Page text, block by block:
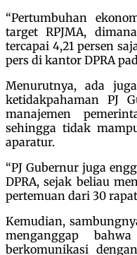
“Pertumbuhan
target RPJMA,
tercapai 4,21 persen
pers di kantor DPRA
Menurutnya, ada
ketidakpahaman PJ
manajemen
sehingga tidak
aparatur.
“PJ Gubernur juga
DPRA, sejak beliau
pertemuan dari 30
Kemudian,
menganggap
berkomunikasi